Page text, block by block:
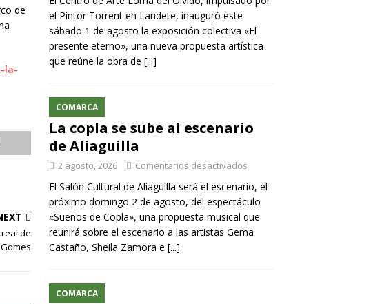
de
la-
de
el Pintor Torrent en Landete, inauguró este
sábado 1 de agosto la exposición colectiva «El
presente eterno», una nueva propuesta artística
que reúne la obra de [...]
COMARCA
La copla se sube al escenario
de Aliaguilla
2 agosto, 2026 Comentarios desactivados
El Salón Cultural de Aliaguilla será el escenario, el
próximo domingo 2 de agosto, del espectáculo
«Sueños de Copla», una propuesta musical que
reunirá sobre el escenario a las artistas Gema
Castaño, Sheila Zamora e [...]
COMARCA